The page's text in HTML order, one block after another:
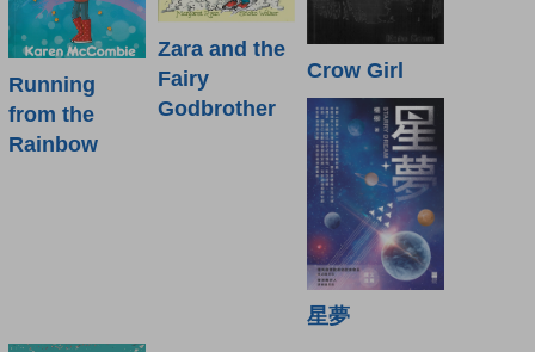
Running
from the
Rainbow
Zara and the
Fairy
Godbrother
Crow Girl
星夢